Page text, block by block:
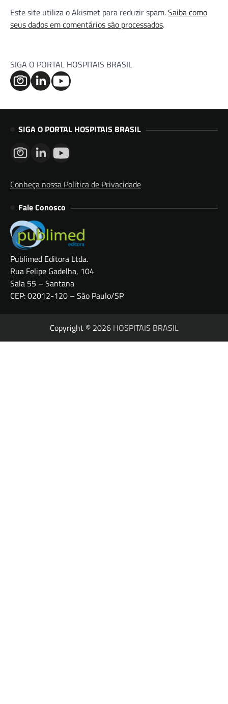
Este site utiliza o Akismet para reduzir spam.Saiba como
seus dados em comentários são processados.
SIGA O PORTAL HOSPITAIS BRASIL
SIGA O PORTAL HOSPITAIS BRASIL
Conheça nossa Política de Privacidade
Fale Conosco
Publimed Editora Ltda.
Rua Felipe Gadelha, 104
Sala 55 – Santana
CEP: 02012-120 – São Paulo/SP
Copyright © 2026 HOSPITAIS BRASIL